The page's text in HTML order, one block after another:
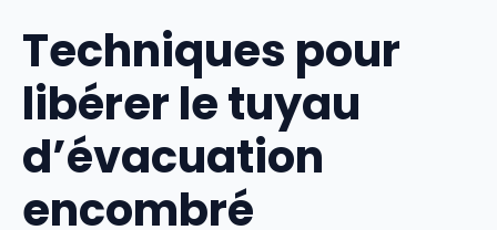
Techniques pour
libérer le tuyau
d’évacuation
encombré